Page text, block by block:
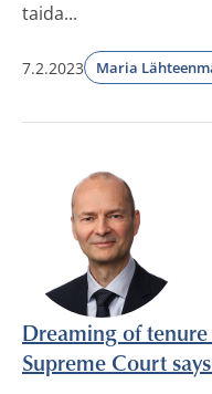
taida...
7.2.2023 Maria
Dreaming of tenure
Supreme Court